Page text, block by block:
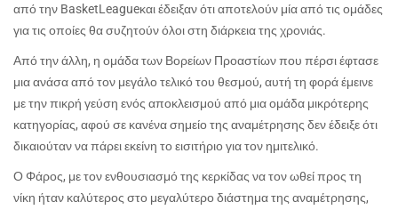
από την BasketLeagueκαι έδειξαν ότι αποτελούν μία από τις ομάδες
για τις οποίες θα συζητούν όλοι στη διάρκεια της χρονιάς.
Από την άλλη, η ομάδα των Βορείων Προαστίων που πέρσι έφτασε
μια ανάσα από τον μεγάλο τελικό του θεσμού, αυτή τη φορά έμεινε
με την πικρή γεύση ενός αποκλεισμού από μια ομάδα μικρότερης
κατηγορίας, αφού σε κανένα σημείο της αναμέτρησης δεν έδειξε ότι
δικαιούταν να πάρει εκείνη το εισιτήριο για τον ημιτελικό.
Ο Φάρος, με τον ενθουσιασμό της κερκίδας να τον ωθεί προς τη
νίκη ήταν καλύτερος στο μεγαλύτερο διάστημα της αναμέτρησης,